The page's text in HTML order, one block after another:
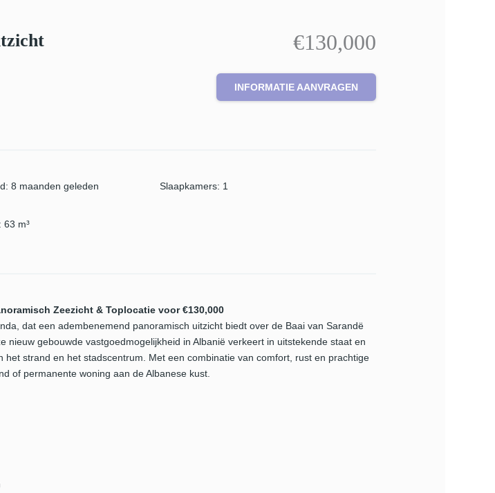
€130,000
INFORMATIE AANVRAGEN
: 8 maanden geleden
Slaapkamers: 1
: 63 m³
Zeezicht & Toplocatie voor €130,000
dat een adembenemend panoramisch uitzicht biedt over de Baai van Sarandë
gebouwde vastgoedmogelijkheid in Albanië verkeert in uitstekende staat en
strand en het stadscentrum. Met een combinatie van comfort, rust en prachtige
of permanente woning aan de Albanese kust.